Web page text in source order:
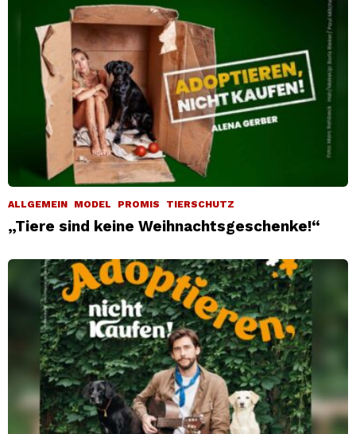
ALLGEMEIN MODEL PROMIS TIERSCHUTZ
„Tiere sind keine Weihnachtsgeschenke!“